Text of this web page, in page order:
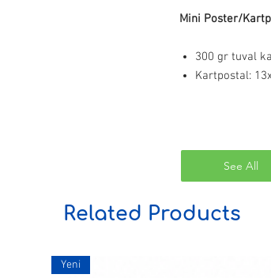
Mini Poster/
300 gr tuval
Kartpostal:
See All
Related Products
Yeni